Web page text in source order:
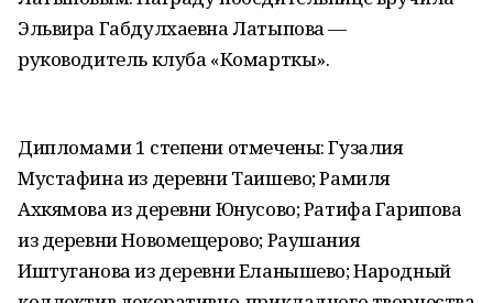
Эльвира Габдулхаевна Латыпова —
руководитель клуба «Комарткы».
Дипломами 1 степени отмечены: Гузалия
Мустафина из деревни Таишево; Рамиля
Ахкямова из деревни Юнусово; Ратифа Гарипова
из деревни Новомещерово; Раушания
Иштуганова из деревни Еланышево; Народный